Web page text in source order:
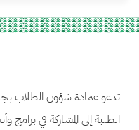
تدعو عمادة شؤون الطلاب
الطلبة إلى المشاركة في